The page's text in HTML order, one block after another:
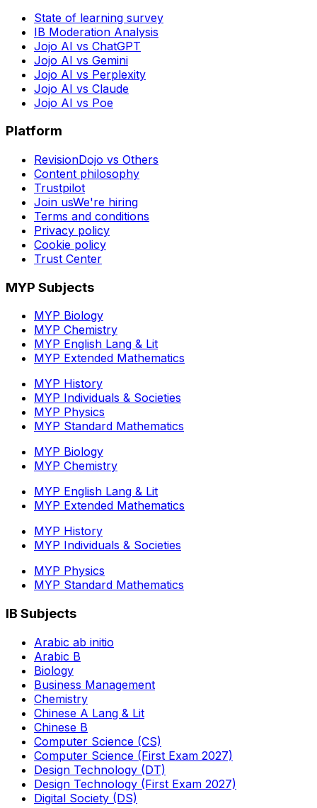
State of learning survey
IB Moderation Analysis
Jojo AI vs ChatGPT
Jojo AI vs Gemini
Jojo AI vs Perplexity
Jojo AI vs Claude
Jojo AI vs Poe
Platform
RevisionDojo vs Others
Content philosophy
Trustpilot
Join usWe're hiring
Terms and conditions
Privacy policy
Cookie policy
Trust Center
MYP Subjects
MYP Biology
MYP Chemistry
MYP English Lang & Lit
MYP Extended Mathematics
MYP History
MYP Individuals & Societies
MYP Physics
MYP Standard Mathematics
MYP Biology
MYP Chemistry
MYP English Lang & Lit
MYP Extended Mathematics
MYP History
MYP Individuals & Societies
MYP Physics
MYP Standard Mathematics
IB Subjects
Arabic ab initio
Arabic B
Biology
Business Management
Chemistry
Chinese A Lang & Lit
Chinese B
Computer Science (CS)
Computer Science (First Exam 2027)
Design Technology (DT)
Design Technology (First Exam 2027)
Digital Society (DS)